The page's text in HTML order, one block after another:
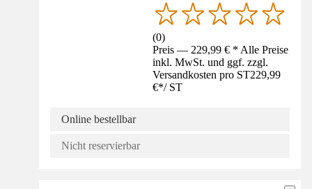
(0)
Preis — 229,99 € * Alle Preise
inkl. MwSt. und ggf. zzgl.
Versandkosten pro ST229,99
€*/ ST
Online bestellbar
Nicht reservierbar